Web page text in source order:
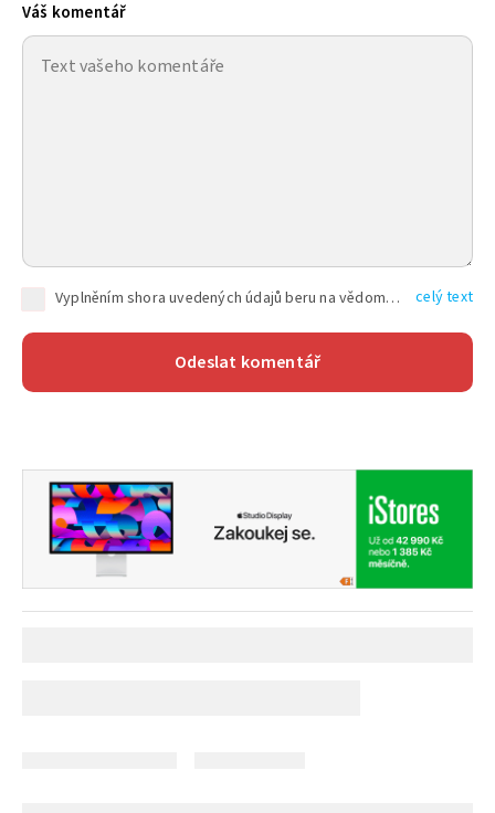
Váš komentář
Vyplněním shora uvedených údajů beru na vědomí, že společnost TEXT FACTORY s.r.o., sídlem Brno, Durďákova 336/29, Černá Pole, PSČ: 613 00, IČ: 06157831, zapsané u Krajského soudu v Brně, oddíl C, vložka 100399, bude zpracovávat mé osobní údaje uvedené v rámci mnou vyplněného registračního formuláře na základě oprávněných zájmů TEXT FACTORY s.r.o. dle čl. 6 odst. 1 písm. f) GDPR a pro splnění právních povinností (čl. 6 odst. 1 písm. c) GDPR), a to pro tyto účely: nezbytnost zajistit oprávnění návštěvníka webových stránek provozovaných společností TEXT FACTORY s.r.o. přispívat aktivně ke zveřejněným článkům nebo v rámci diskusních fór a výkon práv TEXT FACTORY s.r.o. jako administrátora těchto diskusních fór. Více informací o zpracování osobních údajů a právech lze nalézt v celý text